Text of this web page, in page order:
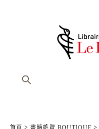
首頁 > 書籍總覽 BOUTIQUE >